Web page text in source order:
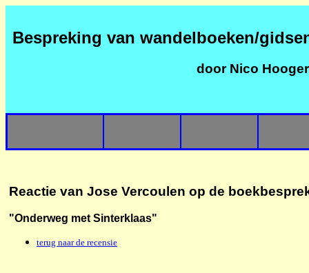
Bespreking van wandelboeken/
door Nico
Reactie van Jose Vercoulen op de
"Onderweg met Sinterklaas"
terug naar de recensie